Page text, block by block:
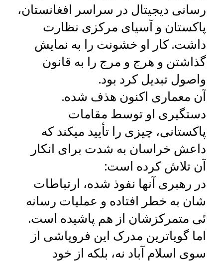
رسانی دیجیتال در سراسر افغانستان،
پاکستان و آسیای مرکزی نظارت
داشت. کار او خشونت را به نمایش
گذاشتن و هرج و مرج را به قانون
واصول تبدیل کرد بود.
آن معماری اکنون هذف شده.
دستگیری او توسط مقامات
پاکستانی، چیزی را تأیید میکند که
داعش خراسان به شدت برای انکار
آن تلاش کرده است:
در رهبری آنها نفوذ شده، ارتباطات‌
شان به خطر افتاده و عملیات رسانه‌
ئی متمرکزشان از هم پاشیده است.
اما گویاترین مدرک این فروپاشی از
سوی اسلام‌ آباد نه، بلکه از خود